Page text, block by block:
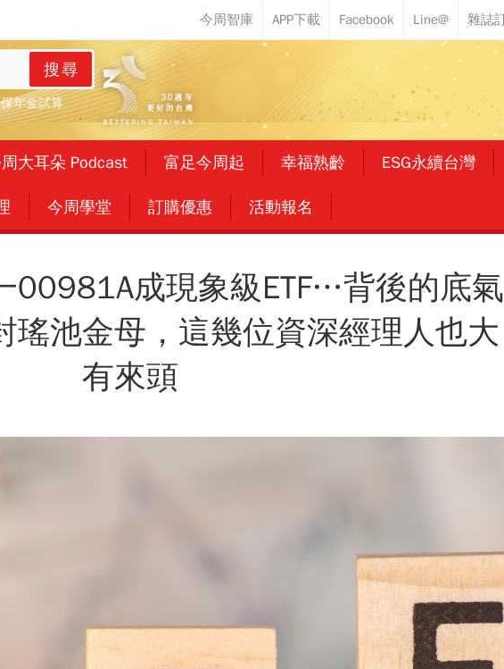
搜尋
年金試算
大耳朵 Podcast 富足今周起 幸福熟齡 ESG永續台灣
今周學堂 訂購優惠 活動報名
00981A成現象級ETF…背後的底氣
瑤池金母，這幾位資深經理人也大
有來頭